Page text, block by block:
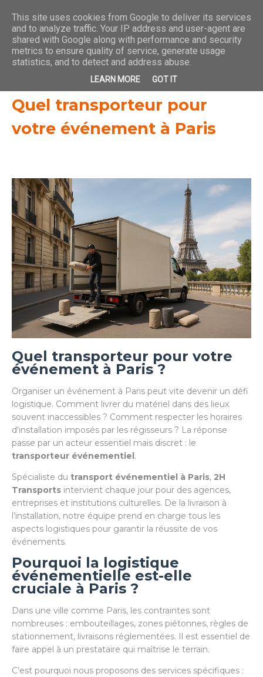
Quel transporteur pour
votre événement à Paris
Quel transporteur pour votre
événement à Paris ?
Organiser un événement à Paris peut vite devenir un défi
logistique. Comment livrer du matériel dans des lieux
souvent inaccessibles ? Comment respecter les horaires
d'installation imposés par les régisseurs ? La réponse
passe par un acteur essentiel mais discret : le
transporteur événementiel.
Spécialiste du transport événementiel à Paris, 2H
Transports intervient chaque jour pour des agences,
entreprises et institutions culturelles. De la livraison à
l’installation, notre équipe prend en charge tous les
aspects logistiques pour garantir la réussite de vos
événements.
Pourquoi la logistique
événementielle est-elle
cruciale à Paris ?
Dans une ville comme Paris, les contraintes sont
nombreuses : embouteillages, zones piétonnes, règles de
stationnement, livraisons réglementées. Il est essentiel de
faire appel à un prestataire qui maîtrise le terrain.
C’est pourquoi nous proposons des services spécifiques :
This site uses cookies from Google to deliver its services
and to analyze traffic. Your IP address and user-agent are
shared with Google along with performance and security
metrics to ensure quality of service, generate usage
statistics, and to detect and address abuse.
LEARN MORE GOT IT